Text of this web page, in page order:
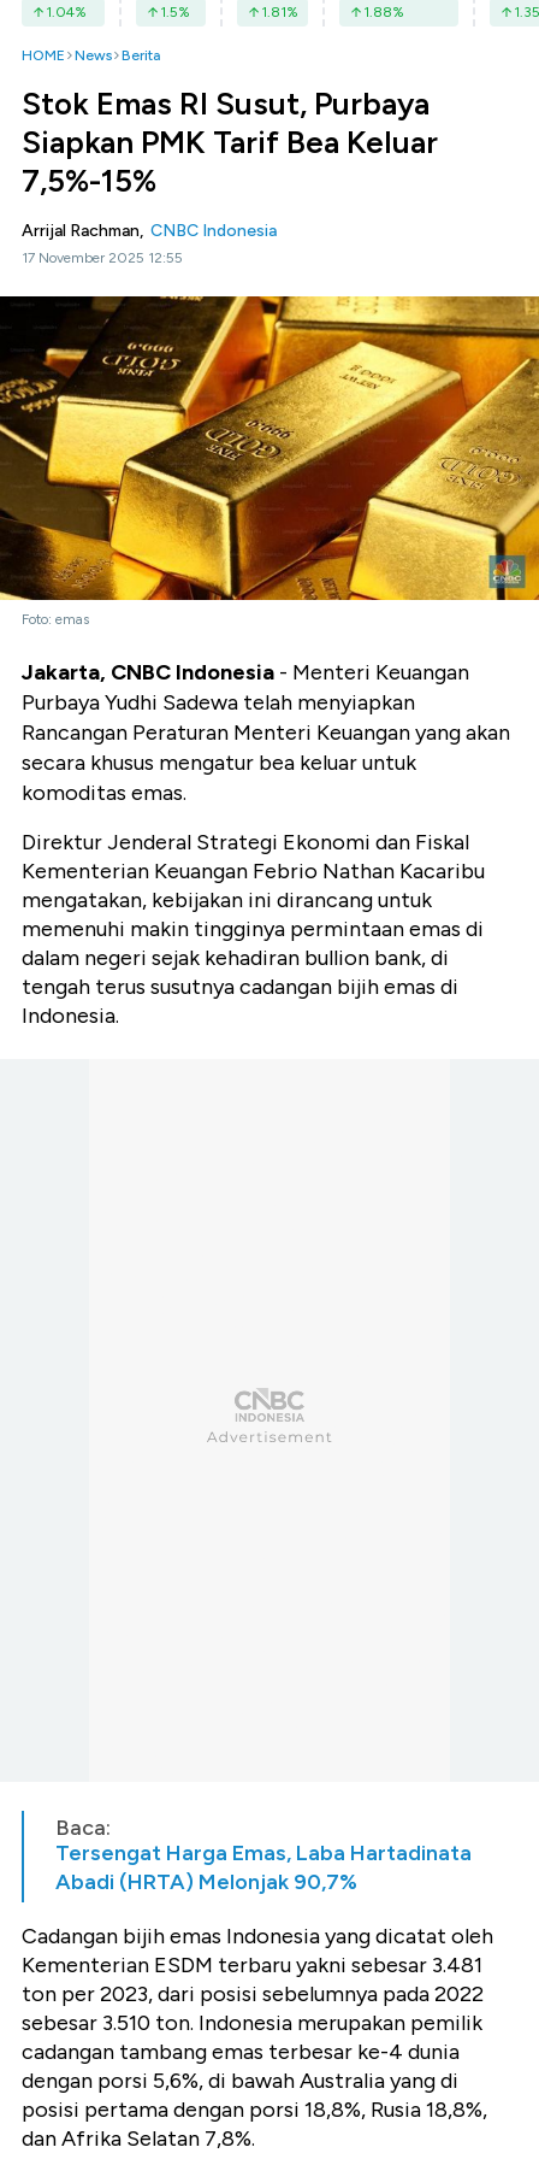
1.04% 1.5% 1.81% 1.88% 1.35
HOME News Berita
Stok Emas RI Susut, Purbaya
Siapkan PMK Tarif Bea Keluar
7,5%-15%
Arrijal Rachman, CNBC Indonesia
17 November 2025 12:55
Foto: emas
Jakarta, CNBC Indonesia - Menteri Keuangan
Purbaya Yudhi Sadewa telah menyiapkan
Rancangan Peraturan Menteri Keuangan yang akan
secara khusus mengatur bea keluar untuk
komoditas emas.
Direktur Jenderal Strategi Ekonomi dan Fiskal
Kementerian Keuangan Febrio Nathan Kacaribu
mengatakan, kebijakan ini dirancang untuk
memenuhi makin tingginya permintaan emas di
dalam negeri sejak kehadiran bullion bank, di
tengah terus susutnya cadangan bijih emas di
Indonesia.
Baca:
Tersengat Harga Emas, Laba Hartadinata
Abadi (HRTA) Melonjak 90,7%
Cadangan bijih emas Indonesia yang dicatat oleh
Kementerian ESDM terbaru yakni sebesar 3.481
ton per 2023, dari posisi sebelumnya pada 2022
sebesar 3.510 ton. Indonesia merupakan pemilik
cadangan tambang emas terbesar ke-4 dunia
dengan porsi 5,6%, di bawah Australia yang di
posisi pertama dengan porsi 18,8%, Rusia 18,8%,
dan Afrika Selatan 7,8%.